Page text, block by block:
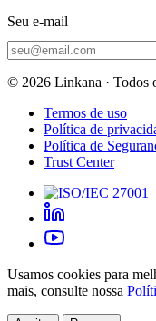
Seu e-mail
© 2026 Linkana · Todos
Termos de uso
Política de
Política de
Trust Center
Usamos cookies para
mais, consulte nossa